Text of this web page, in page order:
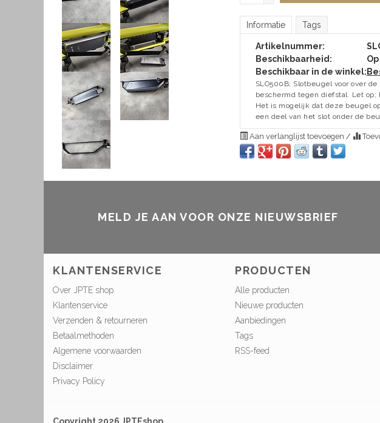
Informatie Tags
Artikelnummer:
Beschikbaarheid:
Beschikbaar in de winkel:
SLO500B; Slotbeugel voor over
beschermd tegen diefstal. Let op;
Het is mogelijk dat deze beugel
een deel van het slot onder de
Aan verlanglijst toevoegen /
MELD JE AAN VOOR ONZE NIEUWSBRIEF
KLANTENSERVICE
Over JPTE shop
Klantenservice
Verzenden & retourneren
Betaalmethoden
Algemene voorwaarden
Disclaimer
Privacy Policy
PRODUCTEN
Alle producten
Nieuwe producten
Aanbiedingen
Tags
RSS-feed
Copyright 2026 JPTEshop